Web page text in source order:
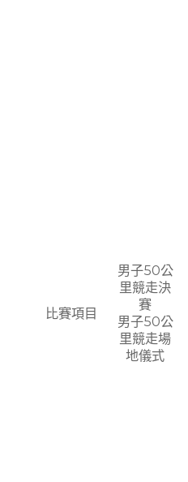
比賽項目
男子50公
里競走決
賽
男子50公
里競走場
地儀式